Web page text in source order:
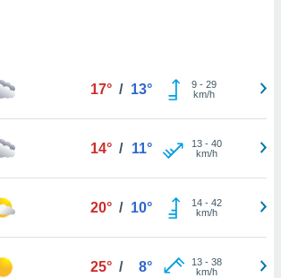
17° / 13° 9- 29
km/h
14° / 11° 13- 40
km/h
20° / 10° 14- 42
km/h
25° / 8° 13- 38
km/h